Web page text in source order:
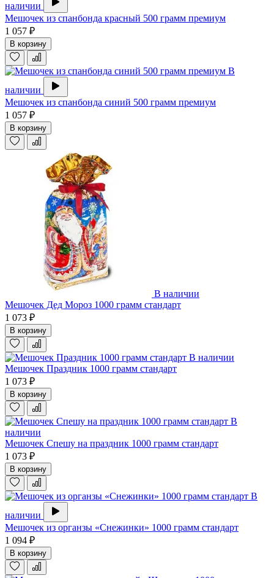
наличии
Мешочек из спанбонда красный 500 грамм премиум
1 057 ₽
В корзину
В
наличии
Мешочек из спанбонда синий 500 грамм премиум
1 057 ₽
В корзину
В наличии
Мешочек Дед Мороз 1000 грамм стандарт
1 073 ₽
В корзину
В наличии
Мешочек Праздник 1000 грамм стандарт
1 073 ₽
В корзину
В
наличии
Мешочек Спешу на праздник 1000 грамм стандарт
1 073 ₽
В корзину
В
наличии
Мешочек из органзы «Снежинки» 1000 грамм стандарт
1 094 ₽
В корзину